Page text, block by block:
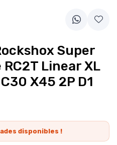
Super
Linear XL
X45 2P D1
disponibles !